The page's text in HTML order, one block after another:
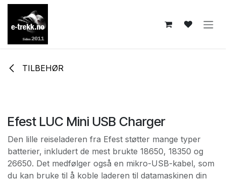
Skip to Content
TILBEHØR
Efest LUC Mini USB Charger
Den lille reiseladeren fra Efest støtter mange typer
batterier, inkludert de mest brukte 18650, 18350 og
26650. Det medfølger også en mikro-USB-kabel, som
du kan bruke til å koble laderen til datamaskinen din